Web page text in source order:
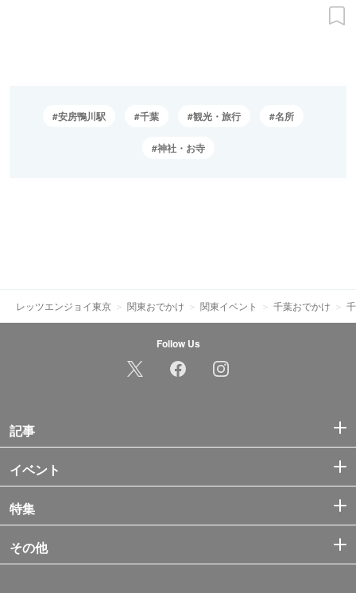
安房鴨川駅 千葉 観光・旅行 名所
神社・お寺
レッツエンジョイ東京 関東おでかけ 関東イベント 千葉おでかけ
Follow Us
記事
イベント
特集
その他